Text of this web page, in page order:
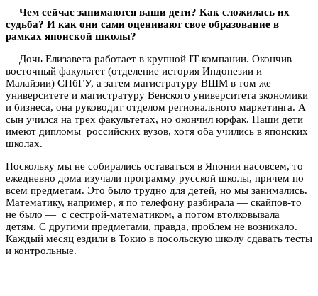
— Чем сейчас занимаются ваши дети? Как сложилась их
судьба? И как они сами оценивают свое образование в
рамках японской школы?
— Дочь Елизавета работает в крупной IT-компании. Окончив
восточный факультет (отделение история Индонезии и
Малайзии) СПбГУ, а затем магистратуру ВШМ в том же
университете и магистратуру Венского университета экономики
и бизнеса, она руководит отделом регионального маркетинга. А
сын учился на трех факультетах, но окончил юрфак. Наши дети
имеют дипломы российских вузов, хотя оба учились в японских
школах.
Поскольку мы не собирались оставаться в Японии насовсем, то
ежедневно дома изучали программу русской школы, причем по
всем предметам. Это было трудно для детей, но мы занимались.
Математику, например, я по телефону разбирала — скайпов-то
не было — с сестрой-математиком, а потом втолковывала
детям. С другими предметами, правда, проблем не возникало.
Каждый месяц ездили в Токио в посольскую школу сдавать тесты
и контрольные.